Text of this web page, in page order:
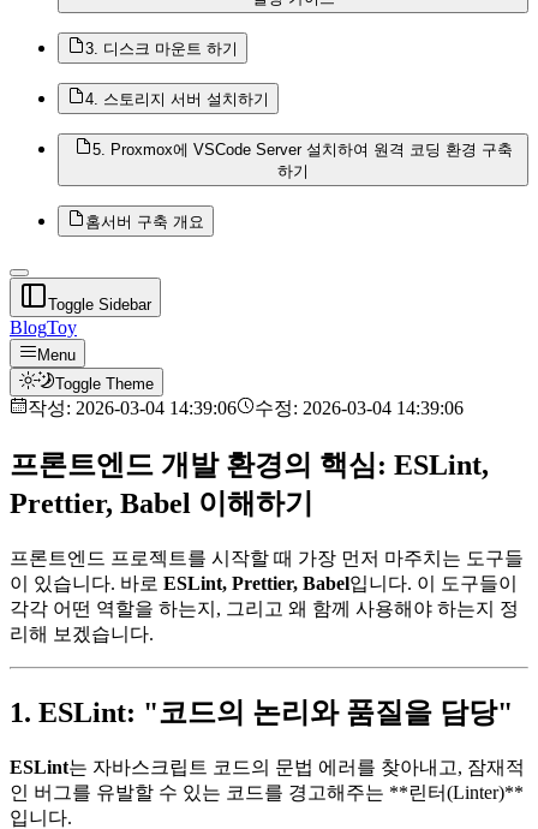
3. 디스크 마운트 하기
4. 스토리지 서버 설치하기
5. Proxmox에 VSCode Server 설치하여 원격 코딩 환경 구축
하기
홈서버 구축 개요
Toggle Sidebar
BlogToy
Menu
Toggle Theme
작성: 2026-03-04 14:39:06 수정: 2026-03-04 14:39:06
프론트엔드 개발 환경의 핵심: ESLint,
Prettier, Babel 이해하기
프론트엔드 프로젝트를 시작할 때 가장 먼저 마주치는 도구들
이 있습니다. 바로 ESLint, Prettier, Babel입니다. 이 도구들이
각각 어떤 역할을 하는지, 그리고 왜 함께 사용해야 하는지 정
리해 보겠습니다.
1. ESLint: "코드의 논리와 품질을 담당"
ESLint는 자바스크립트 코드의 문법 에러를 찾아내고, 잠재적
인 버그를 유발할 수 있는 코드를 경고해주는 **린터(Linter)**
입니다.